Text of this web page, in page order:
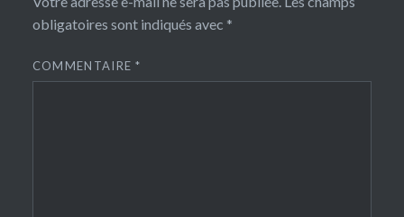
obligatoires sont indiqués avec *
COMMENTAIRE*